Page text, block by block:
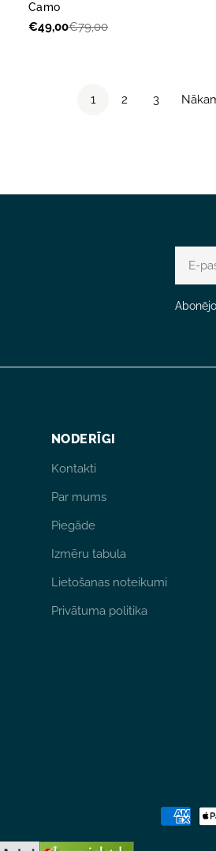
Camo
Akcijas
€49,00
Parastā€79,00
1 2 3
pasts
NODERĪGI
Kontakti
Par mums
Piegāde
Izmēru tabula
Lietošanas noteikumi
Privātuma politika